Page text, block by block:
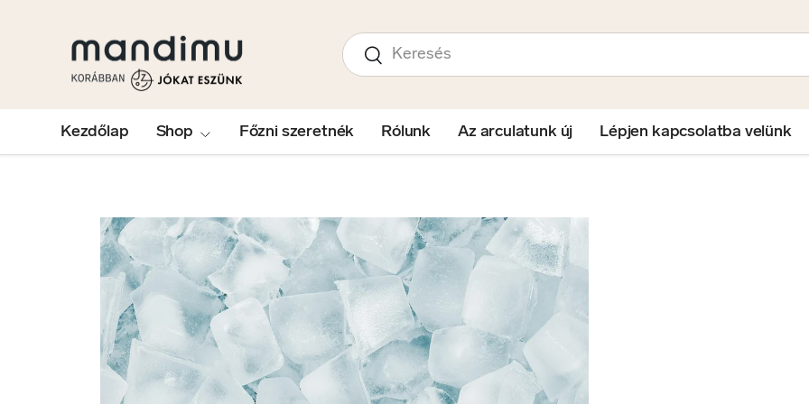
Keresés
Keresés
Kezdőlap Shop Főzni szeretnék Rólunk Az arculatunk új Lépjen kapcsolatba velünk